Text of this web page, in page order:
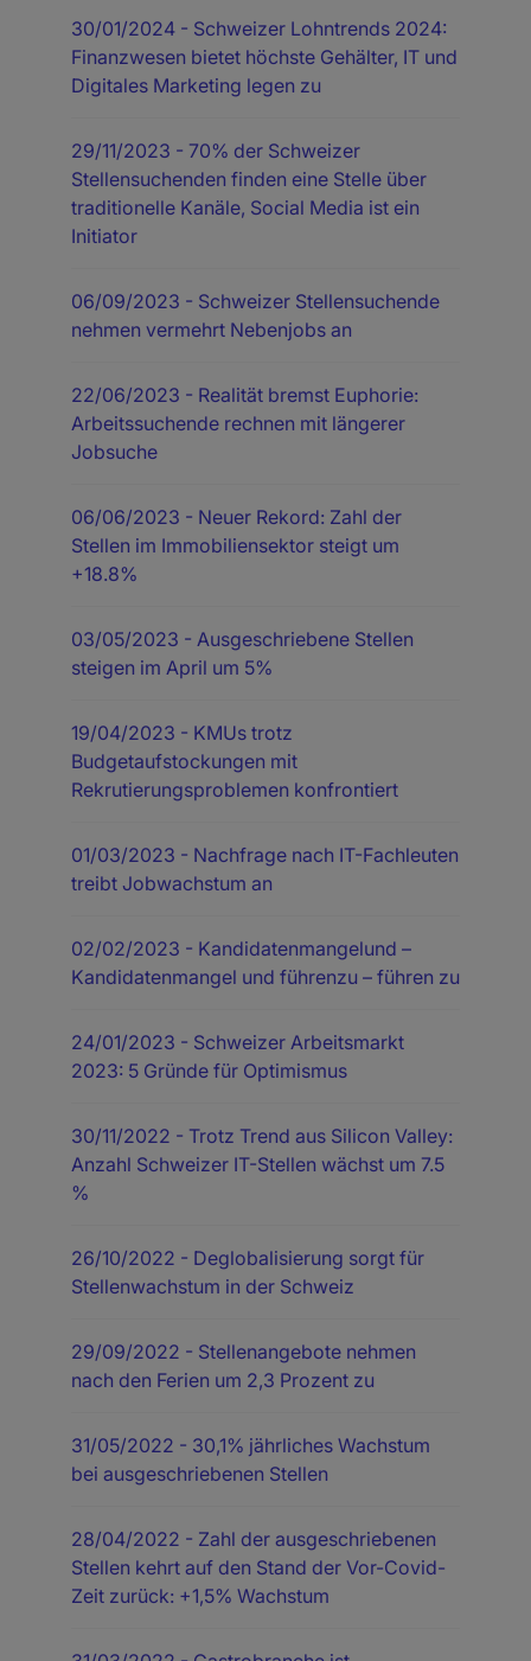
30/01/2024 - Schweizer Lohntrends 2024:
Finanzwesen bietet höchste Gehälter, IT und
Digitales Marketing legen zu
29/11/2023 - 70% der Schweizer
Stellensuchenden finden eine Stelle über
traditionelle Kanäle, Social Media ist ein
Initiator
06/09/2023 - Schweizer Stellensuchende
nehmen vermehrt Nebenjobs an
22/06/2023 - Realität bremst Euphorie:
Arbeitssuchende rechnen mit längerer
Jobsuche
06/06/2023 - Neuer Rekord: Zahl der
Stellen im Immobiliensektor steigt um
+18.8%
03/05/2023 - Ausgeschriebene Stellen
steigen im April um 5%
19/04/2023 - KMUs trotz
Budgetaufstockungen mit
Rekrutierungsproblemen konfrontiert
01/03/2023 - Nachfrage nach IT-Fachleuten
treibt Jobwachstum an
02/02/2023 - Kandidatenmangelund –
Kandidatenmangel und führenzu – führen zu
24/01/2023 - Schweizer Arbeitsmarkt
2023: 5 Gründe für Optimismus
30/11/2022 - Trotz Trend aus Silicon Valley:
Anzahl Schweizer IT-Stellen wächst um 7.5
%
26/10/2022 - Deglobalisierung sorgt für
Stellenwachstum in der Schweiz
29/09/2022 - Stellenangebote nehmen
nach den Ferien um 2,3 Prozent zu
31/05/2022 - 30,1% jährliches Wachstum
bei ausgeschriebenen Stellen
28/04/2022 - Zahl der ausgeschriebenen
Stellen kehrt auf den Stand der Vor-Covid-
Zeit zurück: +1,5% Wachstum